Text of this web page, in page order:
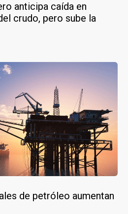
anticipa caída en
crudo, pero sube la
de petróleo aumentan